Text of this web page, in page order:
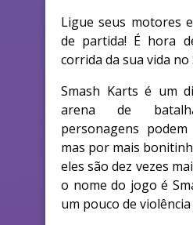
Ligue seus motores
de partida! É hora
corrida da sua vida no
Smash Karts é um
arena de
personagens
mas por mais
eles são dez vezes
o nome do jogo é
um pouco de